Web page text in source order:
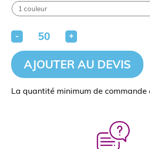
- +
AJOUTER AU DEVIS
La quantité minimum de commande